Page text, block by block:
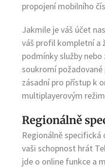
propojení mobilního
Jakmile je váš účet
váš profil kompletní a
podmínky služby nebo
soukromí
zásadní pro přístup k
multiplayerovým
Regionálně
Regionálně
vaši schopnost hrát
jde o online funkce a